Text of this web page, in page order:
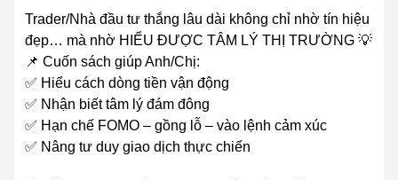
Trader/Nhà đầu tư thắng lâu dài không chỉ nhờ tín hiệu
đẹp… mà nhờ HIỂU ĐƯỢC TÂM LÝ THỊ TRƯỜNG 💡
📌 Cuốn sách giúp Anh/Chị:
✅ Hiểu cách dòng tiền vận động
✅ Nhận biết tâm lý đám đông
✅ Hạn chế FOMO – gồng lỗ – vào lệnh cảm xúc
✅ Nâng tư duy giao dịch thực chiến